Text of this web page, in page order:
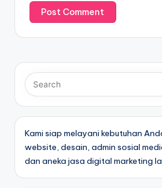
Kami siap melayani kebutuhan
website, desain, admin sosial
dan aneka jasa digital marketing